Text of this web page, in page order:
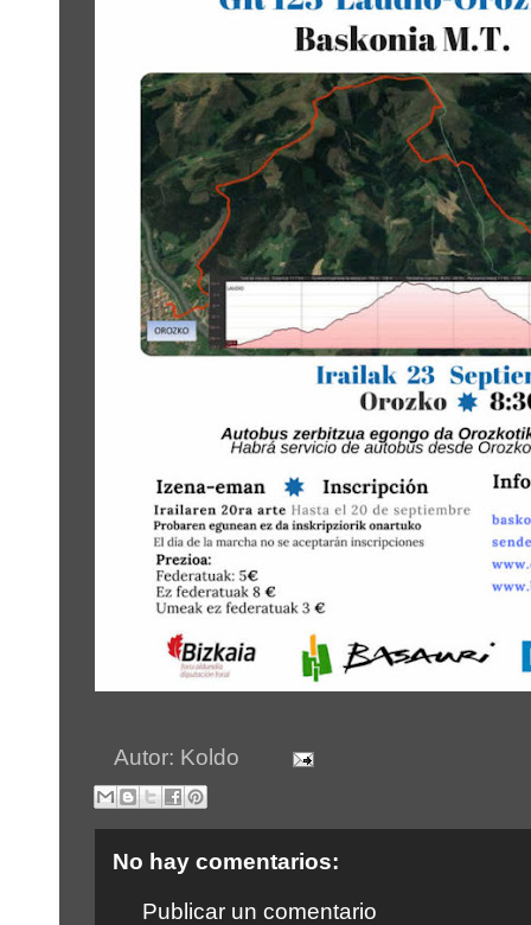
Autor: Koldo
No hay comentarios:
Publicar un comentario